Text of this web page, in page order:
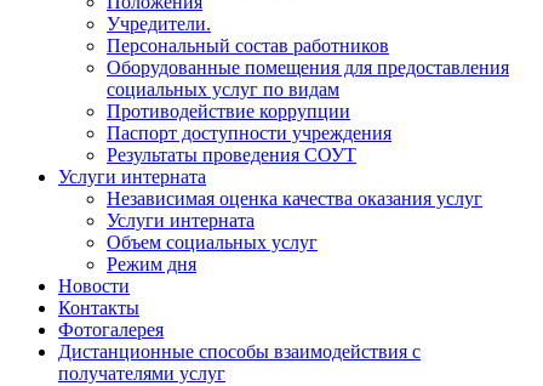
Учредители.
Персональный состав работников
Оборудованные помещения для предоставления
социальных услуг по видам
Противодействие коррупции
Паспорт доступности учреждения
Результаты проведения СОУТ
Услуги интерната
Независимая оценка качества оказания услуг
Услуги интерната
Объем социальных услуг
Режим дня
Новости
Контакты
Фотогалерея
Дистанционные способы взаимодействия с
получателями услуг